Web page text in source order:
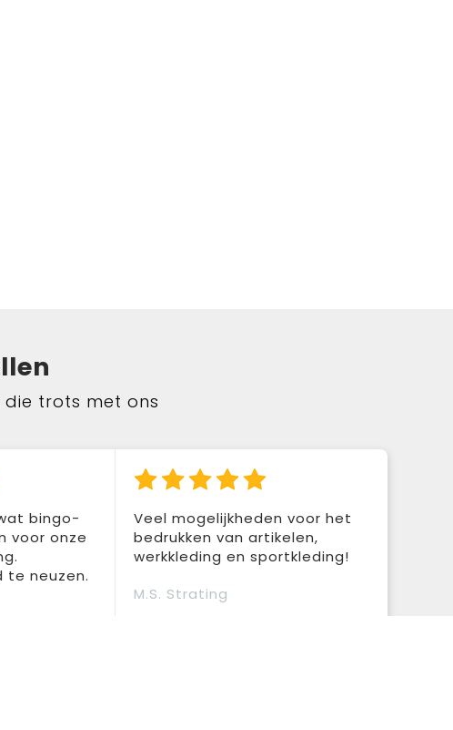
die trots met ons
bingo-
voor onze
te neuzen.
Veel mogelijkheden voor het
bedrukken van artikelen,
werkkleding en sportkleding!
M.S. Strating